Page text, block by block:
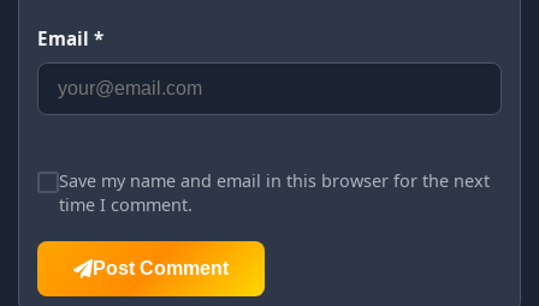
Email *
Save my name and email in this browser for the next
time I comment.
Post Comment